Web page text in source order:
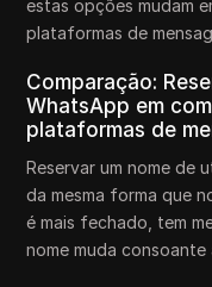
estas opções mudam
plataformas de
Comparação:
WhatsApp em
plataformas de
Reservar um nome de
da mesma forma que
é mais fechado, tem
nome muda consoante